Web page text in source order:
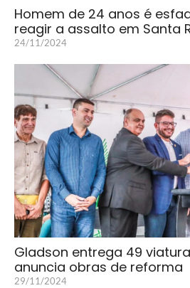
Homem de 24 anos é
reagir a assalto em Santa
24/11/2024
Gladson entrega 49
anuncia obras de reforma
29/11/2024